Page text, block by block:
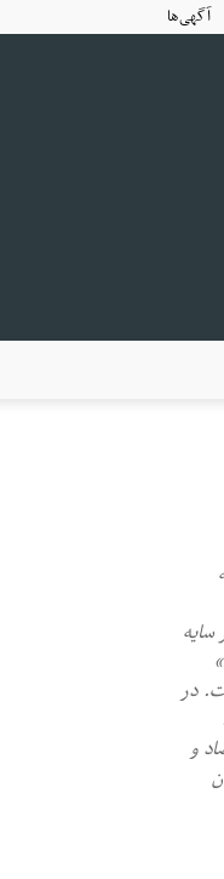
آگهی‌ها
سایه
در
و